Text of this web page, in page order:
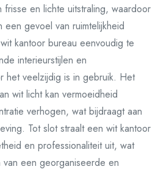
en lichte uitstraling, waardoor
gevoel van ruimtelijkheid
kantoor bureau eenvoudig te
interieurstijlen en
het veelzijdig is in gebruik. Het
wit licht kan vermoeidheid
verhogen, wat bijdraagt aan
Tot slot straalt een wit kantoor
en professionaliteit uit, wat
een georganiseerde en